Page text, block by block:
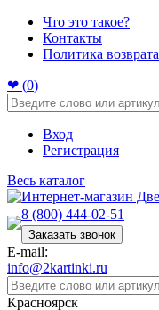
Что это такое?
Контакты
Политика возврата
❤ (0)
Вход
Регистрация
Весь каталог
8 (800) 444-02-51
Заказать звонок
E-mail:
info@2kartinki.ru
Красноярск